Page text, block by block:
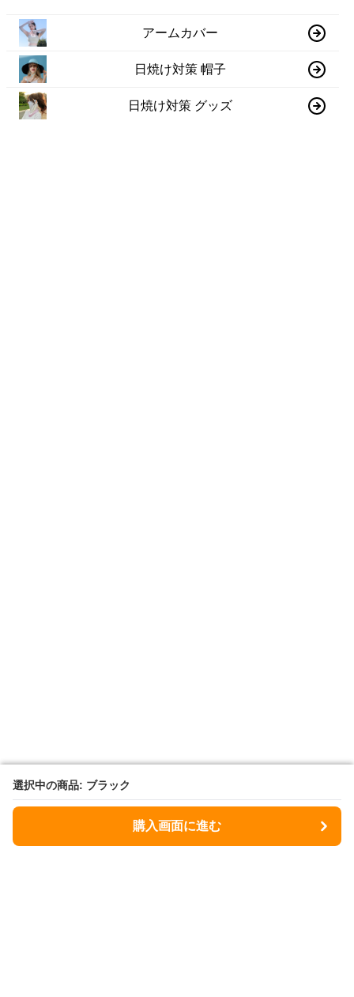
選択中の商品: ブラック
購入画面に進む
選択中の商品: ブラック
購入画面に進む
アームカバー
日焼け対策 帽子
日焼け対策 グッズ